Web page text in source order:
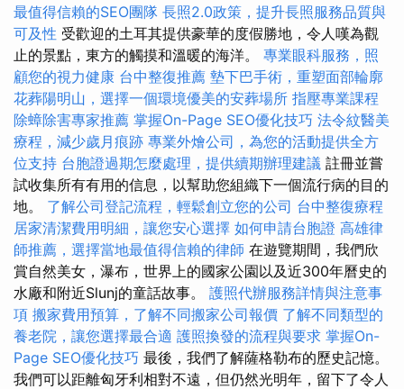
最值得信賴的SEO團隊 長照2.0政策，提升長照服務品質與
可及性 受歡迎的土耳其提供豪華的度假勝地，令人嘆為觀
止的景點，東方的觸摸和溫暖的海洋。 專業眼科服務，照
顧您的視力健康 台中整復推薦 墊下巴手術，重塑面部輪廓
花葬陽明山，選擇一個環境優美的安葬場所 指壓專業課程
除蟑除害專家推薦 掌握On-Page SEO優化技巧 法令紋醫美
療程，減少歲月痕跡 專業外燴公司，為您的活動提供全方
位支持 台胞證過期怎麼處理，提供續期辦理建議 註冊並嘗
試收集所有有用的信息，以幫助您組織下一個流行病的目的
地。 了解公司登記流程，輕鬆創立您的公司 台中整復療程
居家清潔費用明細，讓您安心選擇 如何申請台胞證 高雄律
師推薦，選擇當地最值得信賴的律師 在遊覽期間，我們欣
賞自然美女，瀑布，世界上的國家公園以及近300年曆史的
水廠和附近Slunj的童話故事。 護照代辦服務詳情與注意事
項 搬家費用預算，了解不同搬家公司報價 了解不同類型的
養老院，讓您選擇最合適 護照換發的流程與要求 掌握On-
Page SEO優化技巧 最後，我們了解薩格勒布的歷史記憶。
我們可以距離匈牙利相對不遠，但仍然光明年，留下了令人